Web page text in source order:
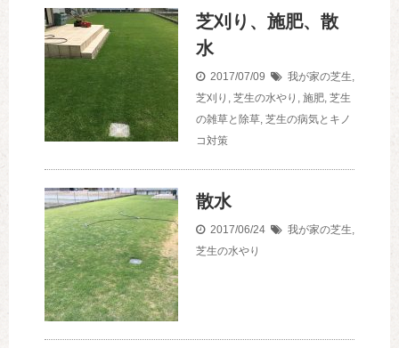
芝刈り、施肥、散
水
2017/07/09 我が家の芝生,
芝刈り , 芝生の水やり , 施肥, 芝生
の雑草と除草, 芝生の病気とキノ
コ対策
散水
2017/06/24 我が家の芝生,
芝生の水やり